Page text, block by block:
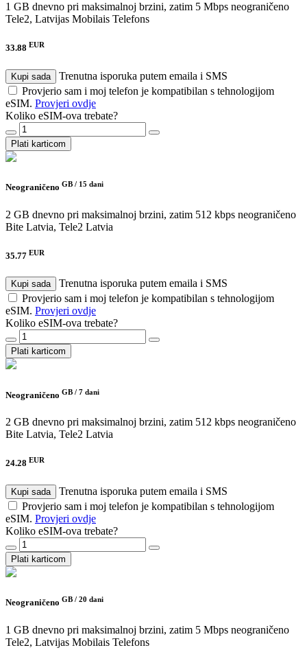
1 GB dnevno pri maksimalnoj brzini, zatim 5 Mbps neograničeno
Tele2, Latvijas Mobilais Telefons
33.88 EUR
Kupi sada
Trenutna isporuka putem emaila i SMS
Provjerio sam i moj telefon je kompatibilan s tehnologijom
eSIM. Provjeri ovdje
Koliko eSIM-ova trebate?
Plati karticom
Neograničeno GB / 15 dani
2 GB dnevno pri maksimalnoj brzini, zatim 512 kbps neograničeno
Bite Latvia, Tele2 Latvia
35.77 EUR
Kupi sada
Trenutna isporuka putem emaila i SMS
Provjerio sam i moj telefon je kompatibilan s tehnologijom
eSIM. Provjeri ovdje
Koliko eSIM-ova trebate?
Plati karticom
Neograničeno GB / 7 dani
2 GB dnevno pri maksimalnoj brzini, zatim 512 kbps neograničeno
Bite Latvia, Tele2 Latvia
24.28 EUR
Kupi sada
Trenutna isporuka putem emaila i SMS
Provjerio sam i moj telefon je kompatibilan s tehnologijom
eSIM. Provjeri ovdje
Koliko eSIM-ova trebate?
Plati karticom
Neograničeno GB / 20 dani
1 GB dnevno pri maksimalnoj brzini, zatim 5 Mbps neograničeno
Tele2, Latvijas Mobilais Telefons